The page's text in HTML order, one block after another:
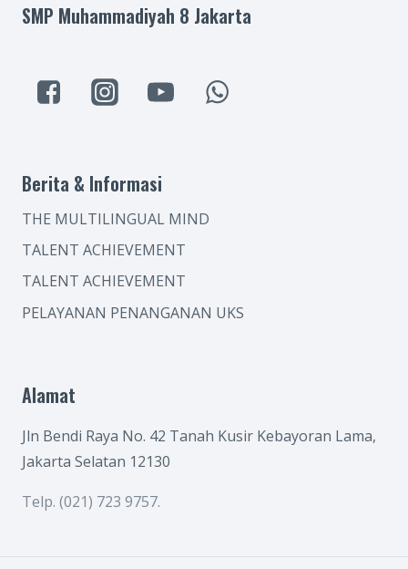
SMP Muhammadiyah 8 Jakarta
Berita & Informasi
THE MULTILINGUAL MIND
TALENT ACHIEVEMENT
TALENT ACHIEVEMENT
PELAYANAN PENANGANAN UKS
Alamat
Jln Bendi Raya No. 42 Tanah Kusir Kebayoran Lama,
Jakarta Selatan 12130
Telp. (021) 723 9757.